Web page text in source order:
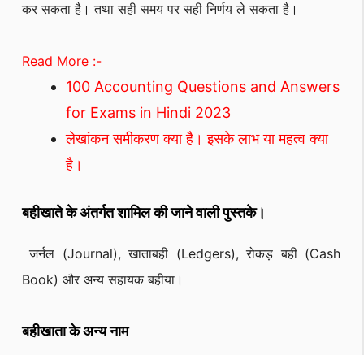
कर सकता है। तथा सही समय पर सही निर्णय ले सकता है।
Read More :-
100 Accounting Questions and Answers
for Exams in Hindi 2023
लेखांकन समीकरण क्या है। इसके लाभ या महत्व क्या
है।
बहीखाते के अंतर्गत शामिल की जाने वाली पुस्तके।
जर्नल (Journal), खाताबही (Ledgers), रोकड़ बही (Cash
Book) और अन्य सहायक बहीया।
बहीखाता के अन्य नाम